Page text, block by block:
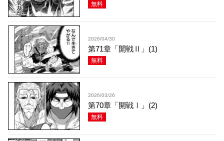
無料
2026/04/30
第71章「開戦Ⅱ」(1)
無料
2026/03/26
第70章「開戦Ⅰ」(2)
無料